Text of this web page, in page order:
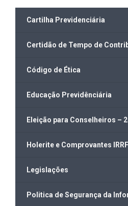
Cartilha Previdenciária
Certidão de Tempo de
Código de Ética
Educação Previdênciária
Eleição para Conselheiros –
Holerite e Comprovantes IRRF
Legislações
Politica de Segurança da